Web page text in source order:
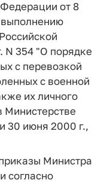
от 8
N 354 "О порядке
с перевозкой
с военной
их личного
Министерстве
30 июня 2000 г.,
Министра
согласно